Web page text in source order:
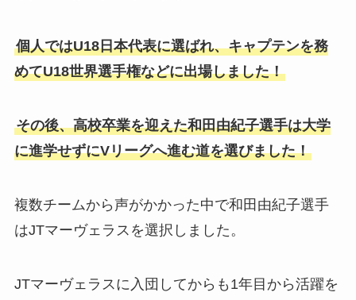
個人ではU18日本代表に選ばれ、キャプテンを務
めてU18世界選手権などに出場しました！
その後、高校卒業を迎えた和田由紀子選手は大学
に進学せずにVリーグへ進む道を選びました！
複数チームから声がかかった中で和田由紀子選手
はJTマーヴェラスを選択しました。
JTマーヴェラスに入団してからも1年目から活躍を